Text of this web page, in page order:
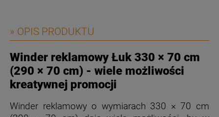
» OPIS PRODUKTU
Winder reklamowy Łuk 330 × 70 cm
(290 × 70 cm) - wiele możliwości
kreatywnej promocji
Winder reklamowy o wymiarach 330 × 70 cm